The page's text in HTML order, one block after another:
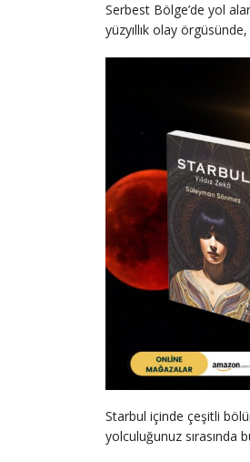
Serbest Bölge’de yol
yüzyıllık olay
Starbul içinde çeşitli
yolculuğunuz sırasında